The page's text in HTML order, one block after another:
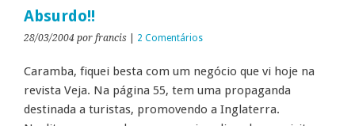
Absurdo!!
28/03/2004 por francis 2 Comentários
Caramba, fiquei besta com um negócio que vi hoje na
revista Veja. Na página 55, tem uma propaganda
destinada a turistas, promovendo a Inglaterra.